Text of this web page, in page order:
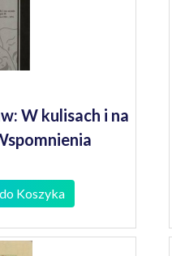
W kulisach i na
Koszyka